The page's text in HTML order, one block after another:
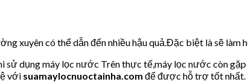
xuyên có thể dẫn đến nhiều hậu quả.Đặc biệt là sẽ
sử dụng máy lọc nước Trên thực tế,máy lọc nước còn
với suamaylocnuoctainha.com để được hỗ trợ tốt nhất.